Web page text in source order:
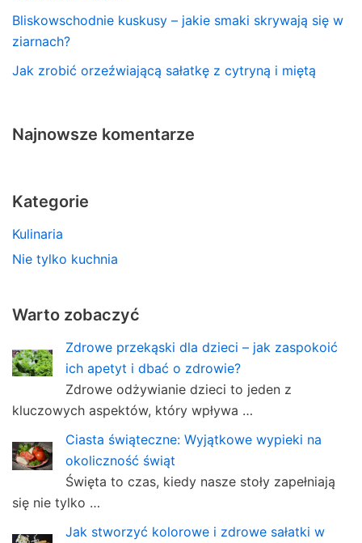
Bliskowschodnie kuskusy – jakie smaki skrywają się w
ziarnach?
Jak zrobić orzeźwiającą sałatkę z cytryną i miętą
Najnowsze komentarze
Kategorie
Kulinaria
Nie tylko kuchnia
Warto zobaczyć
Zdrowe przekąski dla dzieci – jak zaspokoić
ich apetyt i dbać o zdrowie?
Zdrowe odżywianie dzieci to jeden z
kluczowych aspektów, który wpływa …
Ciasta świąteczne: Wyjątkowe wypieki na
okoliczność świąt
Święta to czas, kiedy nasze stoły zapełniają
się nie tylko …
Jak stworzyć kolorowe i zdrowe sałatki w